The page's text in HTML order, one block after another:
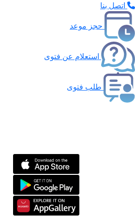
اتصل بنا
حجز موعد
استعلام عن فتوى
طلب فتوى